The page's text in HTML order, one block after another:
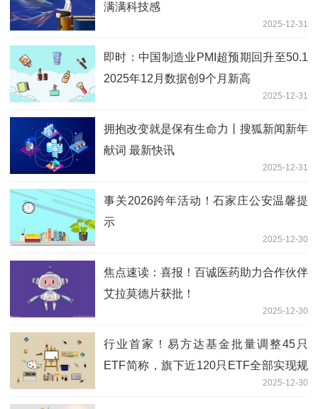
满满科技感
2025-12-31
即时：中国制造业PMI超预期回升至50.1
2025年12月数据创9个月新高
2025-12-31
拥抱改变就是保有生命力丨搜狐新闻新年
献词 最新快讯
2025-12-31
事关2026跨年活动！石家庄公安温馨提
示
2025-12-30
焦点速读：喜报！百诚医药助力合作伙伴
艾拉莫德片获批！
2025-12-30
行业首家！易方达基金批量调整45只
ETF简称，旗下近120只ETF全部实现规
2025-12-30